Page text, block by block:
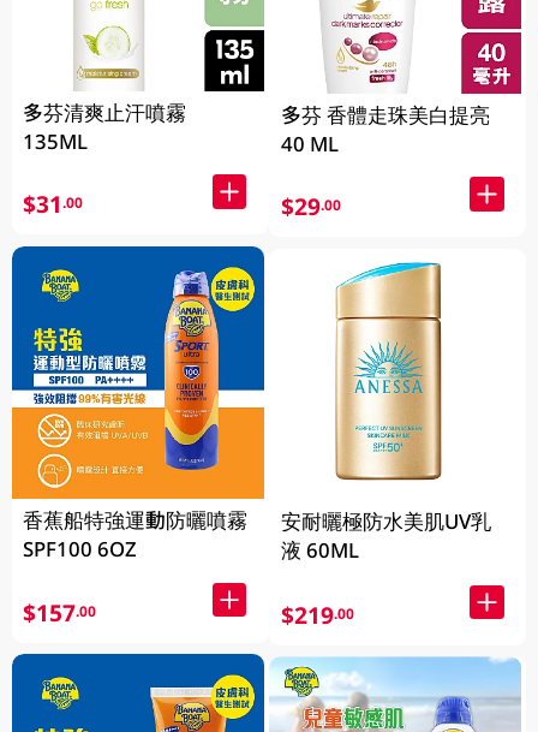
多芬清爽止汗噴霧
135ML
$31.00
香蕉船特強運動防曬噴霧
SPF100 6OZ
$157.00
多芬 香體走珠美白提亮
40 ML
$29.00
安耐曬極防水美肌UV乳
液 60ML
$219.00